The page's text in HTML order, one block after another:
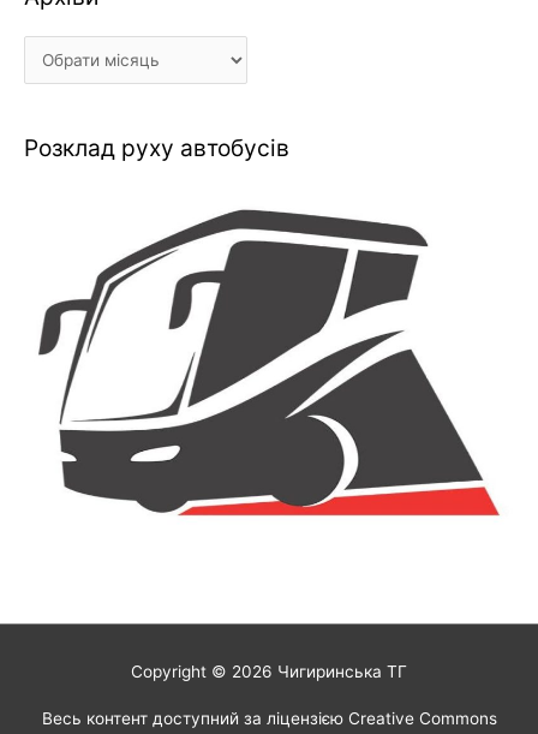
Розклад руху автобусів
Copyright © 2026 Чигиринська ТГ
Весь контент доступний за ліцензією Creative Commons